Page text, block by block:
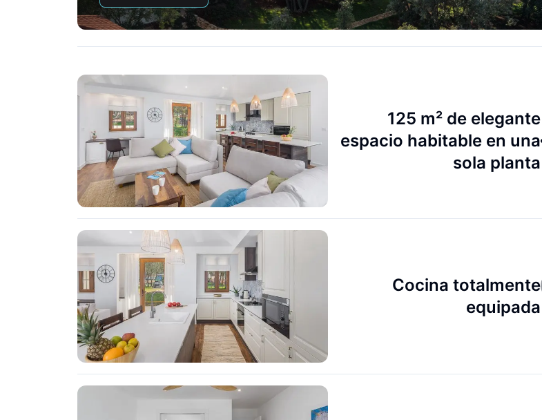
125 m² de elegante
espacio habitable en una
sola planta
Cocina totalmente
equipada